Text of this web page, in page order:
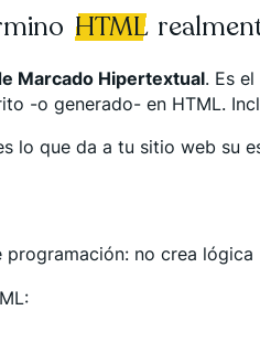
HTML
Marcado Hipertextual. Es
-o generado- en HTML.
lo que da a tu sitio web su
programación: no crea